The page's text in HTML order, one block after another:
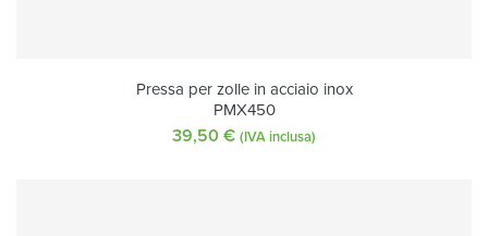
Pressa per zolle in acciaio inox
PMX450
39,50 € (IVA inclusa)